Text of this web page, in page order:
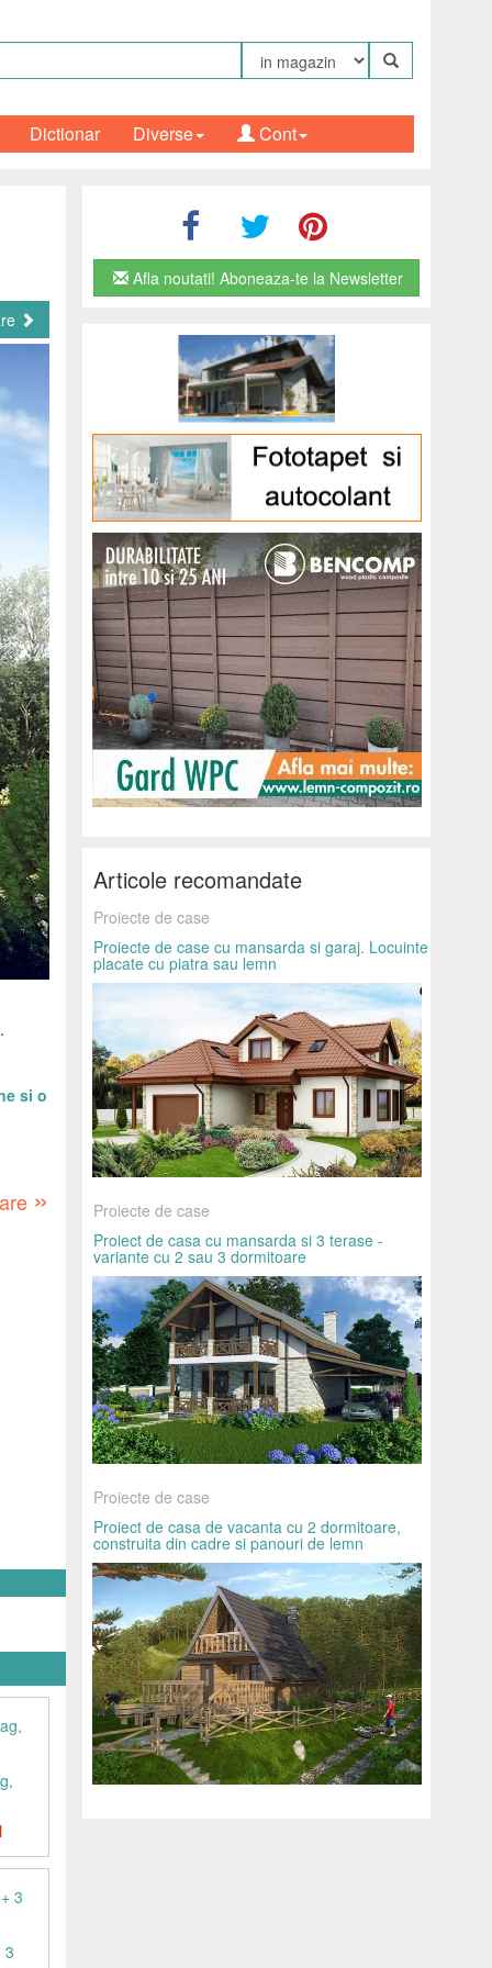
Dictionar Cont
Diverse
si o
»
3
Afla noutati! Aboneaza-te la Newsletter
Articole recomandate
Proiecte de case
Proiecte de case cu mansarda si garaj. Locuinte
placate cu piatra sau lemn
Proiecte de case
Proiect de casa cu mansarda si 3 terase -
variante cu 2 sau 3 dormitoare
Proiecte de case
Proiect de casa de vacanta cu 2 dormitoare,
construita din cadre si panouri de lemn